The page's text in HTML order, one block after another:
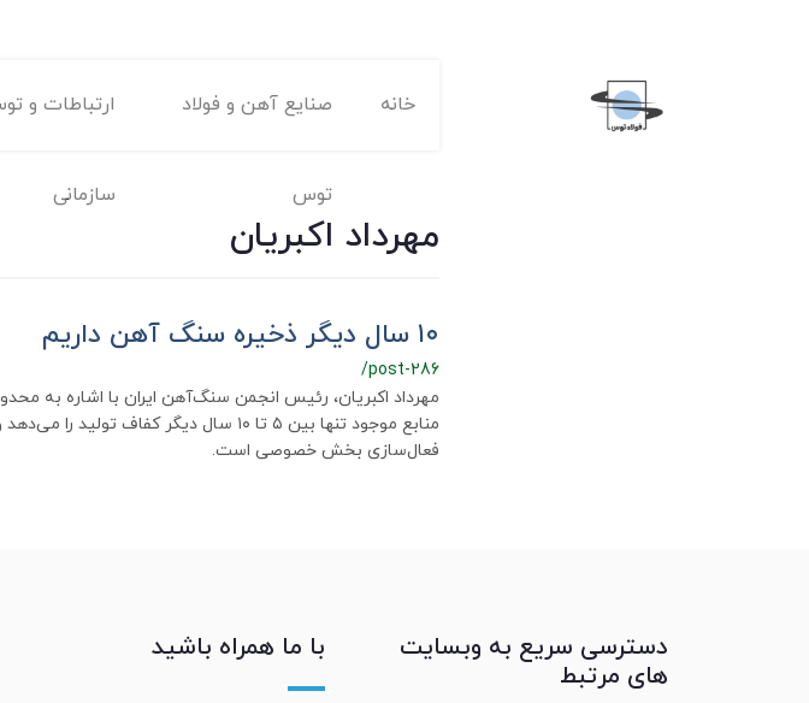
خانه صنایع آهن و فولاد
توس
ارتباطات و
سازمانی
مهرداد اکبریان
۱۰ سال دیگر ذخیره سنگ آهن داریم
/post-286
مهرداد اکبریان، رئیس انجمن سنگ‌آهن ایران با اشاره به
منابع موجود تنها بین ۵ تا ۱۰ سال دیگر
فعال‌سازی بخش خصوصی است.
دسترسی سریع به وبسایت
های مرتبط
با ما همراه باشید